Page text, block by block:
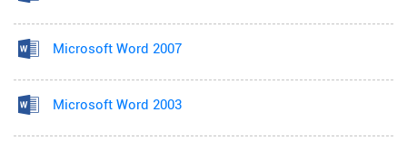
Microsoft Word 2007
Microsoft Word 2003